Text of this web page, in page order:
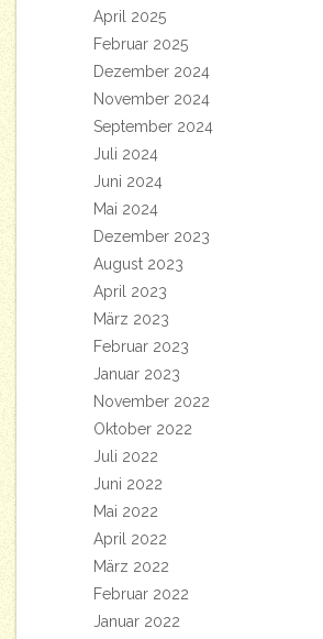
April 2025
Februar 2025
Dezember 2024
November 2024
September 2024
Juli 2024
Juni 2024
Mai 2024
Dezember 2023
August 2023
April 2023
März 2023
Februar 2023
Januar 2023
November 2022
Oktober 2022
Juli 2022
Juni 2022
Mai 2022
April 2022
März 2022
Februar 2022
Januar 2022